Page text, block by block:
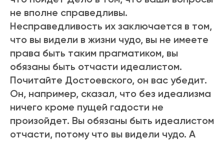
не вполне справедливы.
Несправедливость их заключается в том,
что вы видели в жизни чудо, вы не имеете
права быть таким прагматиком, вы
обязаны быть отчасти идеалистом.
Почитайте Достоевского, он вас убедит.
Он, например, сказал, что без идеализма
ничего кроме пущей гадости не
произойдет. Вы обязаны быть идеалистом
отчасти, потому что вы видели чудо. А